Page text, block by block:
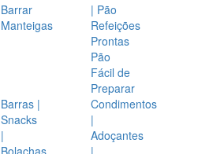
Barrar
Manteigas
| Pão
Refeições
Prontas
Pão
Fácil de
Preparar
Barras |
Snacks
|
Bolachas
Condimentos
|
Adoçantes
|